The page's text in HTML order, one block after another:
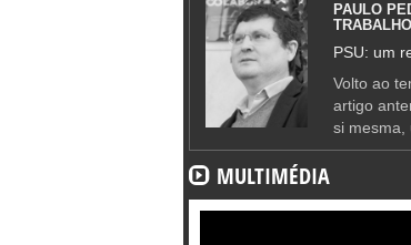
PAULO
PSU: um
Volto ao
artigo
si mesma,
MULTIMÉDIA